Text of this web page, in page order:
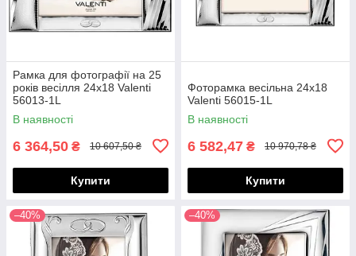
Рамка для фотографії на 25
років весілля 24х18 Valenti
56013-1L
В наявності
6 364,50 ₴ 10 607,50 ₴
Купити
Фоторамка весільна 24х18
Valenti 56015-1L
В наявності
6 582,47 ₴ 10 970,78 ₴
Купити
–40% –40%